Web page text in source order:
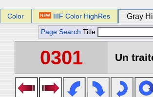
Color IIIF Color HighRes Gray
Page Search Title
0301 Un